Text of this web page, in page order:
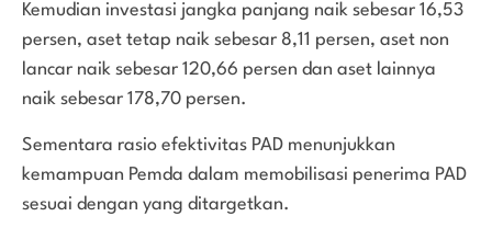
Kemudian investasi jangka panjang naik sebesar 16,53
persen, aset tetap naik sebesar 8,11 persen, aset non
lancar naik sebesar 120,66 persen dan aset lainnya
naik sebesar 178,70 persen.
Sementara rasio efektivitas PAD menunjukkan
kemampuan Pemda dalam memobilisasi penerima PAD
sesuai dengan yang ditargetkan.